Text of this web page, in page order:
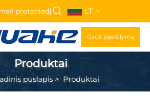
protected] LT
Gauti pasiūlymą
Produktai
puslapis> Produktai